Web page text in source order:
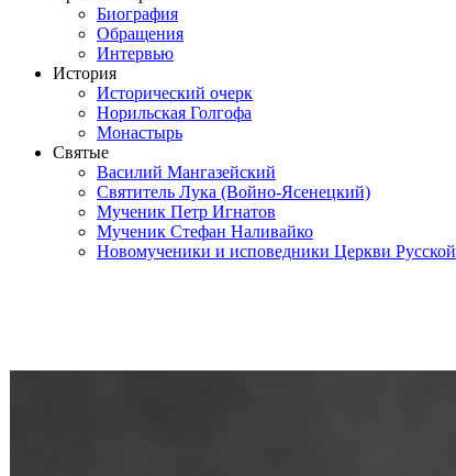
Биография
Обращения
Интервью
История
Исторический очерк
Норильская Голгофа
Монастырь
Святые
Василий Мангазейский
Святитель Лука (Войно-Ясенецкий)
Мученик Петр Игнатов
Мученик Стефан Наливайко
Новомученики и исповедники Церкви Русской